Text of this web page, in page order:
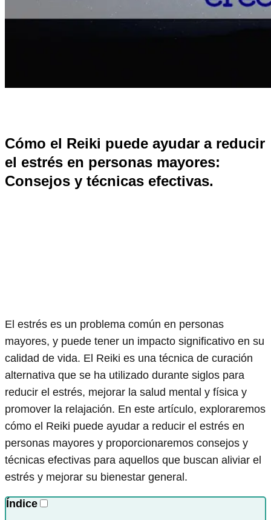
Cómo el Reiki puede ayudar a reducir
el estrés en personas mayores:
Consejos y técnicas efectivas.
El estrés es un problema común en personas
mayores, y puede tener un impacto significativo en su
calidad de vida. El Reiki es una técnica de curación
alternativa que se ha utilizado durante siglos para
reducir el estrés, mejorar la salud mental y física y
promover la relajación. En este artículo, exploraremos
cómo el Reiki puede ayudar a reducir el estrés en
personas mayores y proporcionaremos consejos y
técnicas efectivas para aquellos que buscan aliviar el
estrés y mejorar su bienestar general.
Índice